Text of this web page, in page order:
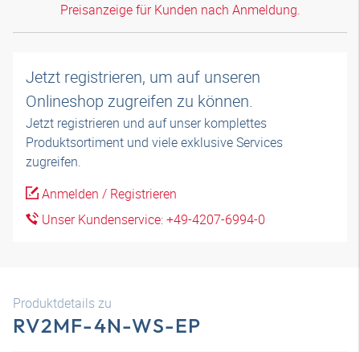
Preisanzeige für Kunden nach Anmeldung.
Jetzt registrieren, um auf unseren
Onlineshop zugreifen zu können.
Jetzt registrieren und auf unser komplettes
Produktsortiment und viele exklusive Services
zugreifen.
Anmelden / Registrieren
Unser Kundenservice: +49-4207-6994-0
Produktdetails zu
RV2MF-4N-WS-EP